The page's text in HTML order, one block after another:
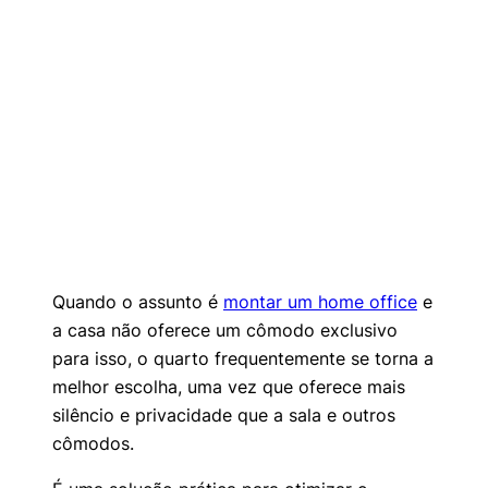
Quando o assunto é montar um home office e
a casa não oferece um cômodo exclusivo
para isso, o quarto frequentemente se torna a
melhor escolha, uma vez que oferece mais
silêncio e privacidade que a sala e outros
cômodos.